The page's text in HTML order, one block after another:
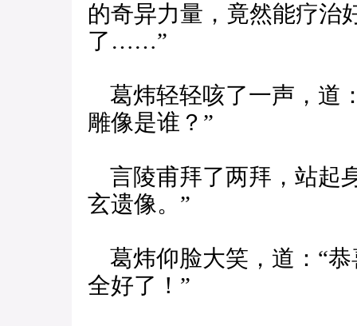
的奇异力量，竟然能疗治
了……”
葛炜轻轻咳了一声，道
雕像是谁？”
言陵甫拜了两拜，站起
玄遗像。”
葛炜仰脸大笑，道：“
全好了！”